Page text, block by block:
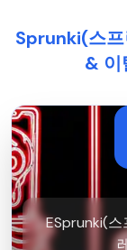
Sprunki(스프
& 이
ESprunki(